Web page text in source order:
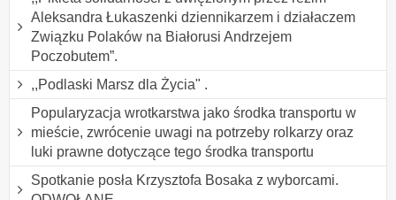
Aleksandra Łukaszenki dziennikarzem i działaczem
Związku Polaków na Białorusi Andrzejem
Poczobutem”.
,,Podlaski Marsz dla Życia" .
Popularyzacja wrotkarstwa jako środka transportu w
mieście, zwrócenie uwagi na potrzeby rolkarzy oraz
luki prawne dotyczące tego środka transportu
Spotkanie posła Krzysztofa Bosaka z wyborcami.